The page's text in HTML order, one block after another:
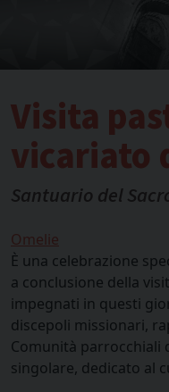
Visita
vicariato
Santuario del
Omelie
È una celebrazione
a conclusione della
impegnati in questi
discepoli missionari,
Comunità parrocchiali
singolare, dedicato al